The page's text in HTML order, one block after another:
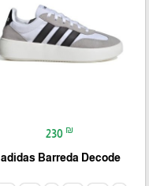
230 ₪
adidas Barreda Decode